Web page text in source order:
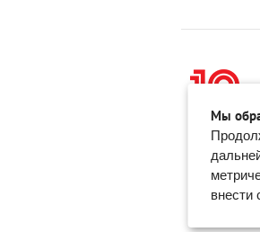
© ООО
Все
Политика
ПДн
Мы
внести